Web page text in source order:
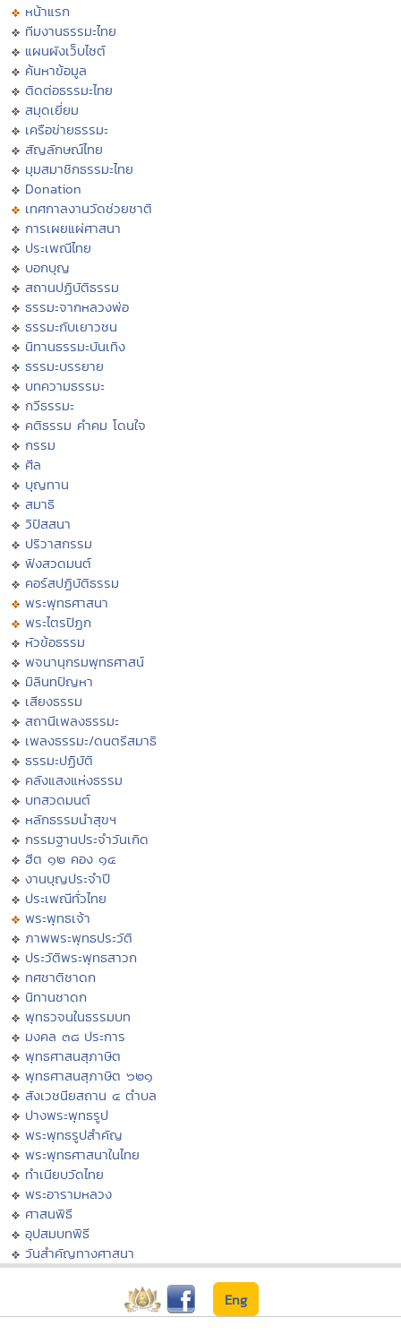
หน้าแรก
ทีมงานธรรมะไทย
แผนผังเว็บไซต์
ค้นหาข้อมูล
ติดต่อธรรมะไทย
สมุดเยี่ยม
เครือข่ายธรรมะ
สัญลักษณ์ไทย
มุมสมาชิกธรรมะไทย
Donation
เทศกาลงานวัดช่วยชาติ
การเผยแผ่ศาสนา
ประเพณีไทย
บอกบุญ
สถานปฏิบัติธรรม
ธรรมะจากหลวงพ่อ
ธรรมะกับเยาวชน
นิทานธรรมะบันเทิง
ธรรมะบรรยาย
บทความธรรมะ
กวีธรรมะ
คติธรรม คำคม โดนใจ
กรรม
ศีล
บุญทาน
สมาธิ
วิปัสสนา
ปริวาสกรรม
ฟังสวดมนต์
คอร์สปฏิบัติธรรม
พระพุทธศาสนา
พระไตรปิฏก
หัวข้อธรรม
พจนานุกรมพุทธศาสน์
มิลินทปัญหา
เสียงธรรม
สถานีเพลงธรรมะ
เพลงธรรมะ/ดนตรีสมาธิ
ธรรมะปฏิบัติ
คลังแสงแห่งธรรม
บทสวดมนต์
หลักธรรมนำสุขฯ
กรรมฐานประจำวันเกิด
ฮีต ๑๒ คอง ๑๔
งานบุญประจำปี
ประเพณีทั่วไทย
พระพุทธเจ้า
ภาพพระพุทธประวัติ
ประวัติพระพุทธสาวก
ทศชาติชาดก
นิทานชาดก
พุทธวจนในธรรมบท
มงคล ๓๘ ประการ
พุทธศาสนสุภาษิต
พุทธศาสนสุภาษิต ๖๒๑
สังเวชนียสถาน ๔ ตำบล
ปางพระพุทธรูป
พระพุทธรูปสำคัญ
พระพุทธศาสนาในไทย
ทำเนียบวัดไทย
พระอารามหลวง
ศาสนพิธี
อุปสมบทพิธี
วันสำคัญทางศาสนา
Eng